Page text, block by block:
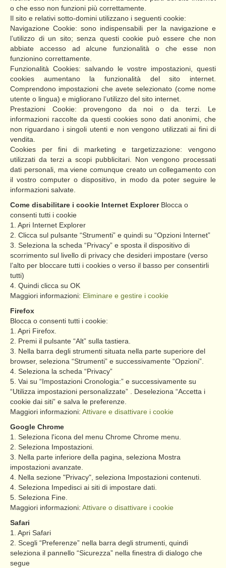
o che esso non funzioni più correttamente.
Il sito e relativi sotto-domini utilizzano i seguenti cookie:
Navigazione Cookie: sono indispensabili per la navigazione e
l’utilizzo di un sito; senza questi cookie può essere che non
abbiate accesso ad alcune funzionalità o che esse non
funzionino correttamente.
Funzionalità Cookies: salvando le vostre impostazioni, questi
cookies aumentano la funzionalità del sito internet.
Comprendono impostazioni che avete selezionato (come nome
utente o lingua) e migliorano l’utilizzo del sito internet.
Prestazioni Cookie: provengono da noi o da terzi. Le
informazioni raccolte da questi cookies sono dati anonimi, che
non riguardano i singoli utenti e non vengono utilizzati ai fini di
vendita.
Cookies per fini di marketing e targetizzazione: vengono
utilizzati da terzi a scopi pubblicitari. Non vengono processati
dati personali, ma viene comunque creato un collegamento con
il vostro computer o dispositivo, in modo da poter seguire le
informazioni salvate.
Come disabilitare i cookie Internet ExplorerBlocca o
consenti tutti i cookie
1. Apri Internet Explorer
2. Clicca sul pulsante “Strumenti” e quindi su “Opzioni Internet”
3. Seleziona la scheda “Privacy” e sposta il dispositivo di
scorrimento sul livello di privacy che desideri impostare (verso
l’alto per bloccare tutti i cookies o verso il basso per consentirli
tutti)
4. Quindi clicca su OK
Maggiori informazioni: Eliminare e gestire i cookie
Firefox
Blocca o consenti tutti i cookie:
1. Apri Firefox.
2. Premi il pulsante “Alt” sulla tastiera.
3. Nella barra degli strumenti situata nella parte superiore del
browser, seleziona “Strumenti” e successivamente “Opzioni”.
4. Seleziona la scheda “Privacy”
5. Vai su “Impostazioni Cronologia:” e successivamente su
“Utilizza impostazioni personalizzate” . Deseleziona “Accetta i
cookie dai siti” e salva le preferenze.
Maggiori informazioni: Attivare e disattivare i cookie
Google Chrome
1. Seleziona l'icona del menu Chrome Chrome menu.
2. Seleziona Impostazioni.
3. Nella parte inferiore della pagina, seleziona Mostra
impostazioni avanzate.
4. Nella sezione "Privacy", seleziona Impostazioni contenuti.
4. Seleziona Impedisci ai siti di impostare dati.
5. Seleziona Fine.
Maggiori informazioni: Attivare o disattivare i cookie
Safari
1. Apri Safari
2. Scegli “Preferenze” nella barra degli strumenti, quindi
seleziona il pannello “Sicurezza” nella finestra di dialogo che
segue